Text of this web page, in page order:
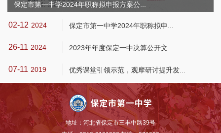
保定市第一中学2024年职称拟申报方案公...
保定市第一中学2024年职称拟申...
02-12 2024
2023年年度保定一中决算公开文...
26-11 2024
优秀课堂引领示范，观摩研讨提升发...
07-11 2019
地址：河北省保定市三丰中路39号